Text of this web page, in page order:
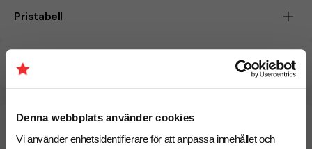
Denna webbplats använder cookies
Vi använder enhetsidentifierare för att anpassa innehållet och
Pristabell
CO₂e -avtryck
20 Augusti Beräknad leveranstid:
Snabbare leverans? Kontakta oss.